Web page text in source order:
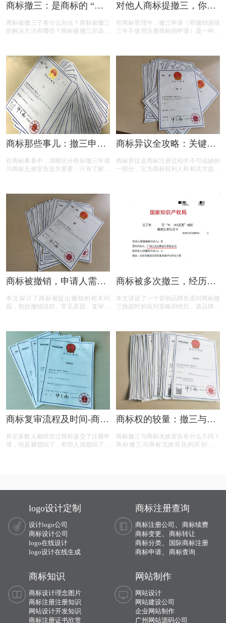
商标撤三：是商标的 “夺
商标被撤三了有什么办法？商标被撤三
的解决方法有哪些？商标被撤三应该如
对他人商标提撤三，你真
在商标管理中，撤三申请（即撤销连续
三年不使用注册商标的申请）是一种重
三申请并非随意之举，申请人需要了解
相关要求、目的、法律依据以及可能面
临的失败原因。本文将为您详细解读撤
三申请的要点，帮助您在提出申请时更
加得心应手。
商标那些事儿：撤三申请
在商标事务中，清晰区分商标撤三申请
与商标无效宣告至关重要，只有了解它
上内容能帮助大家更好地理解这两个概
念，从而在商标相关事务中避免不必要
的损失和麻烦。
商标异议全攻略：关键问
商标异议是商标注册过程中不可或缺的
一部分，它为商标权利人和相关方提供
标准，从常见问题到成功率分析，全方
位解读商标异议的关键要点。无论您是
商标申请人还是潜在的异议人，本文都
将为您提供实用的参考和建议，助您在
商标保护的道路上更加得心应手。
商标被撤销，申请人需担
本文探讨了商标被提出撤销的相关问
题，包括撤销流程、常见原因、复审与
利人提供了全面的指导。
商标被多次撤三，经历答
本文讲述了一个音响品牌在面对商标撤
三挑战时的应对策略和经历。该品牌遭
据，品牌在复审中取得胜利，维护了商
标权益。文章概述了商标撤三定义、答
辩、复审流程，以及如何通过有效的证
据和专业策略来保护商标不被撤销。
商标复审流程及时间-商标
肯定多数人都经历过商标递交了注册申
请，但是被驳回了，有些人就驳回了就
商标权的较量：撤三与无
对？
商标撤三与商标无效宣告有什么不同？
商标撤三与商标无效宣告的区别在哪
logo设计定制
设计logo公司
商标设计公司
logo在线设计
logo设计在线生成
商标注册查询
商标注册公司
商标续费
商标变更
商标转让
商标分类、
国际商标注册
商标申请、 商标查询
商标知识
商标设计理念图片
商标注册注册知识
网站设计开发知识
商标注册证书欣赏
网站制作
网站设计
网站建设公司
企业网站制作
广州网站源码公司